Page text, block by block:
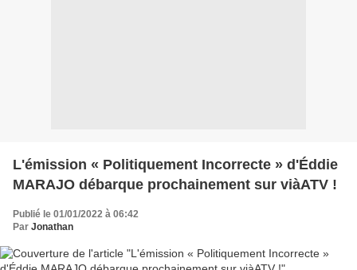
L'émission « Politiquement Incorrecte » d'Éddie
MARAJO débarque prochainement sur viàATV !
Publié le 01/01/2022 à 06:42
Par Jonathan